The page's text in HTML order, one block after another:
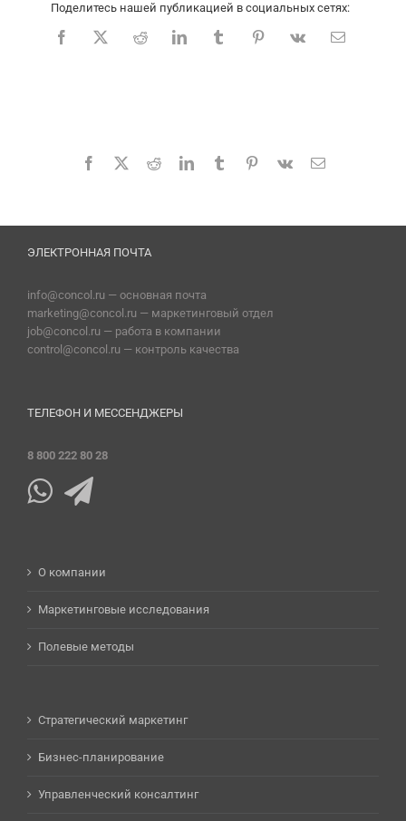
Поделитесь нашей публикацией в социальных сетях:
Facebook
X RedditLinkedInTumblrPinterest
Vk Email
ЭЛЕКТРОННАЯ ПОЧТА
info@concol.ru — основная почта
marketing@concol.ru — маркетинговый отдел
job@concol.ru — работа в компании
control@concol.ru — контроль качества
ТЕЛЕФОН И МЕССЕНДЖЕРЫ
8 800 222 80 28
О компании
Маркетинговые исследования
Полевые методы
Стратегический маркетинг
Бизнес-планирование
Управленческий консалтинг